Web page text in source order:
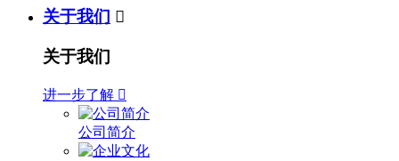
关于我们 
关于我们
进一步了解 
公司简介